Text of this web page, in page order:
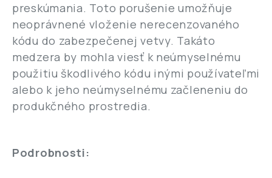
preskúmania. Toto porušenie umožňuje
neoprávnené vloženie nerecenzovaného
kódu do zabezpečenej vetvy. Takáto
medzera by mohla viesť k neúmyselnému
použitiu škodlivého kódu inými používateľmi
alebo k jeho neúmyselnému začleneniu do
produkčného prostredia.
Podrobnosti: